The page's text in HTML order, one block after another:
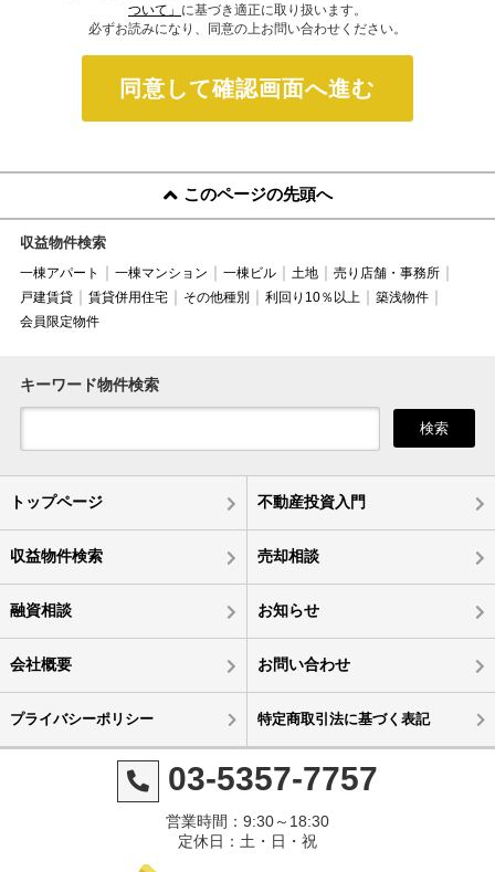
ついて」 に基づき適正に取り扱います。
必ずお読みになり、同意の上お問い合わせください。
同意して確認画面へ進む
このページの先頭へ
収益物件検索
一棟アパート 一棟マンション 一棟ビル 土地
売り店舗・事務所
戸建賃貸
賃貸併用住宅 その他種別 利回り10％以上
築浅物件
会員限定物件
キーワード物件検索
検索
トップページ 不動産投資入門
収益物件検索 売却相談
融資相談 お知らせ
会社概要 お問い合わせ
プライバシーポリシー 特定商取引法に基づく表記
03-5357-7757
営業時間：9:30～18:30
定休日：土・日・祝